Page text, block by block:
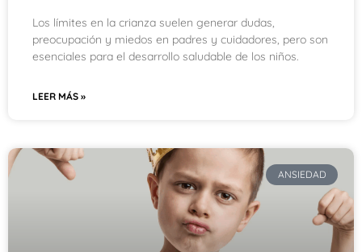
Los límites en la crianza suelen generar dudas,
preocupación y miedos en padres y cuidadores, pero son
esenciales para el desarrollo saludable de los niños.
LEER MÁS »
ANSIEDAD